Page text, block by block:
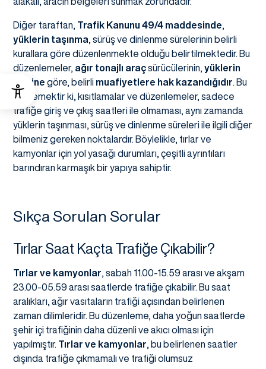
Diğer taraftan, Trafik Kanunu 49/4 maddesinde
yüklerin taşınma , sürüş ve dinlenme sürelerinin belirli
kurallara göre düzenlenmekte olduğu belirtilmektedir. Bu
düzenlemeler, ağır tonajlı araçsürücülerinin, yüklerin
cinsine göre, belirli muafiyetlere hak kazandığıdır . Bu
da demektir ki, kısıtlamalar ve düzenlemeler, sadece
trafiğe giriş ve çıkış saatleri ile olmaması, aynı zamanda
yüklerin taşınması, sürüş ve dinlenme süreleri ile ilgili diğer
bilmeniz gereken noktalardır. Böylelikle, tırlar ve
kamyonlar için yol yasağı durumları, çeşitli ayrıntıları
barındıran karmaşık bir yapıya sahiptir.
Sıkça Sorulan Sorular
Tırlar Saat Kaçta Trafiğe Çıkabilir?
Tırlar ve kamyonlar , sabah 11.00-15.59 arası ve akşam
23.00-05.59 arası saatlerde trafiğe çıkabilir. Bu saat
aralıkları, ağır vasıtaların trafiği açısından belirlenen
zaman dilimleridir. Bu düzenleme, daha yoğun saatlerde
şehir içi trafiğinin daha düzenli ve akıcı olması için
yapılmıştır. Tırlar ve kamyonlar , bu belirlenen saatler
dışında trafiğe çıkmamalı ve trafiği olumsuz